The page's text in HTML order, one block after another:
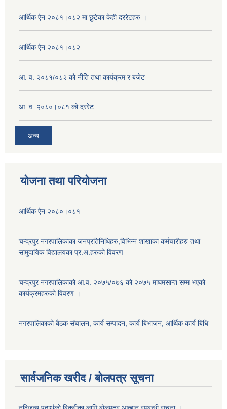
आर्थिक ऐन २०८१।०८२ मा छुटेका केही दररेटहरु ।
आर्थिक ऐन २०८१।०८२
आ. व. २०८१/०८२ को नीति तथा कार्यक्रम र बजेट
आ. व. २०८०।०८१ को दररेट
अन्य
योजना तथा परियोजना
आर्थिक ऐन २०८०।०८१
चन्द्रपुर नगरपालिकाका जनप्रतिनिधिहरु,विभिन्न शाखाका कर्मचारीहरु तथा
सामुदायिक विद्यालयका प्र.अ.हरुको विवरण
चन्द्रपुर नगरपालिकाको आ.व. २०७५/०७६ को २०७५ माघमसान्त सम्म भएको
कार्यक्रमहरुको विवरण ।
नगरपालिकाको बैठक संचालन, कार्य सम्पादन, कार्य बिभाजन, आर्थिक कार्य बिधि
सार्वजनिक खरीद / बोलपत्र सूचना